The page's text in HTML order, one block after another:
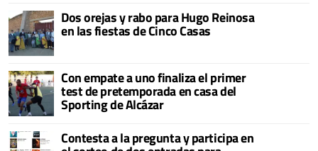
Dos orejas y rabo para Hugo Reinosa
en las fiestas de Cinco Casas
Con empate a uno finaliza el primer
test de pretemporada en casa del
Sporting de Alcázar
Contesta a la pregunta y participa en